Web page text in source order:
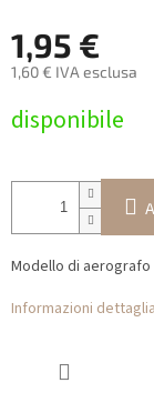
1,95 €
1,60 € IVA esclusa
della
disponibile
Modello di aerografo
Informazioni